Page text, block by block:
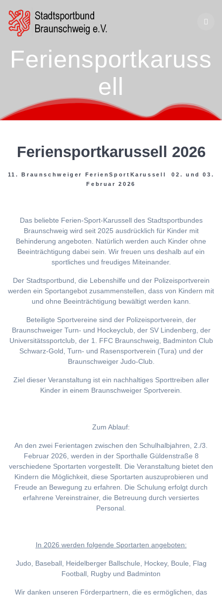
Feriensportkaruss
ell
Feriensportkarussell 2026
11. Braunschweiger FerienSportKarussell 02. und 03.
Februar 2026
Das beliebte Ferien-Sport-Karussell des Stadtsportbundes
Braunschweig wird seit 2025 ausdrücklich für Kinder mit
Behinderung angeboten. Natürlich werden auch Kinder ohne
Beeinträchtigung dabei sein. Wir freuen uns deshalb auf ein
sportliches und freudiges Miteinander.
Der Stadtsportbund, die Lebenshilfe und der Polizeisportverein
werden ein Sportangebot zusammenstellen, dass von Kindern mit
und ohne Beeinträchtigung bewältigt werden kann.
Beteiligte Sportvereine sind der Polizeisportverein, der
Braunschweiger Turn- und Hockeyclub, der SV Lindenberg, der
Universitätssportclub, der 1. FFC Braunschweig, Badminton Club
Schwarz-Gold, Turn- und Rasensportverein (Tura) und der
Braunschweiger Judo-Club.
Ziel dieser Veranstaltung ist ein nachhaltiges Sporttreiben aller
Kinder in einem Braunschweiger Sportverein.
Zum Ablauf:
An den zwei Ferientagen zwischen den Schulhalbjahren, 2./3.
Februar 2026, werden in der Sporthalle Güldenstraße 8
verschiedene Sportarten vorgestellt. Die Veranstaltung bietet den
Kindern die Möglichkeit, diese Sportarten auszuprobieren und
Freude an Bewegung zu erfahren. Die Schulung erfolgt durch
erfahrene Vereinstrainer, die Betreuung durch versiertes
Personal.
In 2026 werden folgende Sportarten angeboten:
Judo, Baseball, Heidelberger Ballschule, Hockey, Boule, Flag
Football, Rugby und Badminton
Wir danken unseren Förderpartnern, die es ermöglichen, das